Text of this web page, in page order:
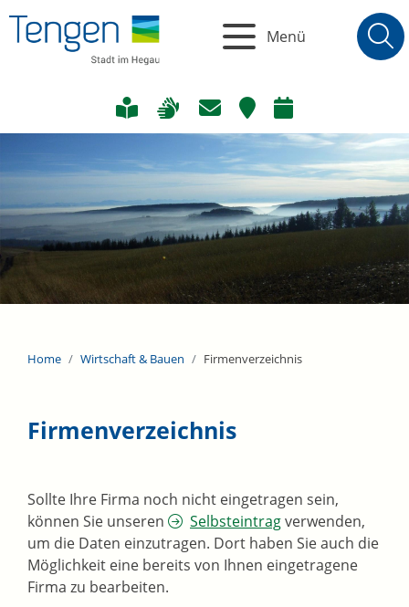
Menü
Home Wirtschaft & Bauen Firmenverzeichnis
Firmenverzeichnis
Sollte Ihre Firma noch nicht eingetragen sein,
können Sie unseren
Selbsteintragverwenden,
um die Daten einzutragen. Dort haben Sie auch die
Möglichkeit eine bereits von Ihnen eingetragene
Firma zu bearbeiten.